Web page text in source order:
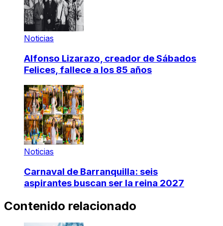
Noticias
Alfonso Lizarazo, creador de Sábados
Felices, fallece a los 85 años
Noticias
Carnaval de Barranquilla: seis
aspirantes buscan ser la reina 2027
Contenido relacionado